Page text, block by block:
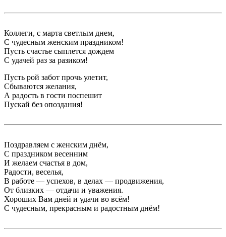
Коллеги, с марта светлым днем,
С чудесным женским праздником!
Пусть счастье сыплется дождем
С удачей раз за разиком!
Пусть рой забот прочь улетит,
Сбываются желания,
А радость в гости поспешит
Пускай без опоздания!
Поздравляем с женским днём,
С праздником весенним
И желаем счастья в дом,
Радости, веселья,
В работе — успехов, в делах — продвижения,
От близких — отдачи и уважения.
Хороших Вам дней и удачи во всём!
С чудесным, прекрасным и радостным днём!